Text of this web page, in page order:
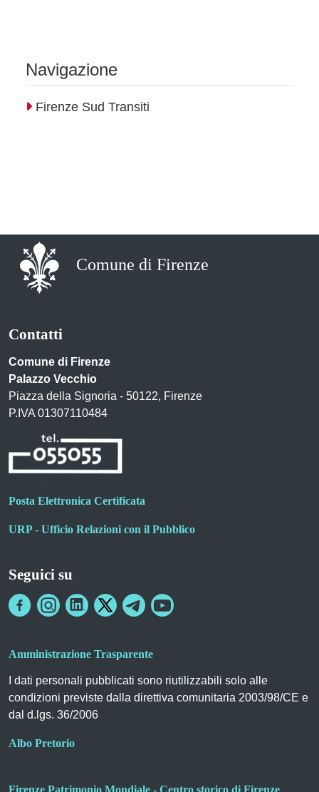
Navigazione
Firenze Sud Transiti
Comune di Firenze
Contatti
Comune di Firenze
Palazzo Vecchio
Piazza della Signoria - 50122, Firenze
P.IVA 01307110484
Posta Elettronica Certificata
URP - Ufficio Relazioni con il Pubblico
Seguici su
Amministrazione Trasparente
I dati personali pubblicati sono riutilizzabili solo alle
condizioni previste dalla direttiva comunitaria 2003/98/CE e
dal d.lgs. 36/2006
Albo Pretorio
Firenze Patrimonio Mondiale - Centro storico di Firenze